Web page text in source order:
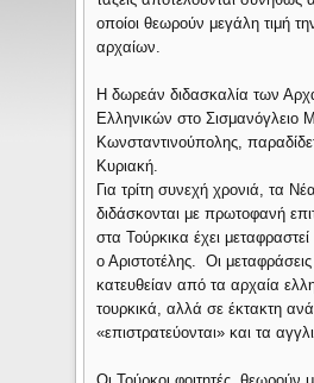
οποίοι θεωρούν μεγάλη τιμή
αρχαίων.
Η δωρεάν διδασκαλία των
Ελληνικών στο Σισμανόγλειο
Κωνσταντινούπολης,
Κυριακή.
Για τρίτη συνεχή χρονιά, τα
διδάσκονται με πρωτοφανή
στα Τούρκικα έχει
ο Αριστοτέλης. Οι μεταφράσεις
κατευθείαν από τα αρχαία
τουρκικά, αλλά σε έκτακτη
«επιστρατεύονται» και τα